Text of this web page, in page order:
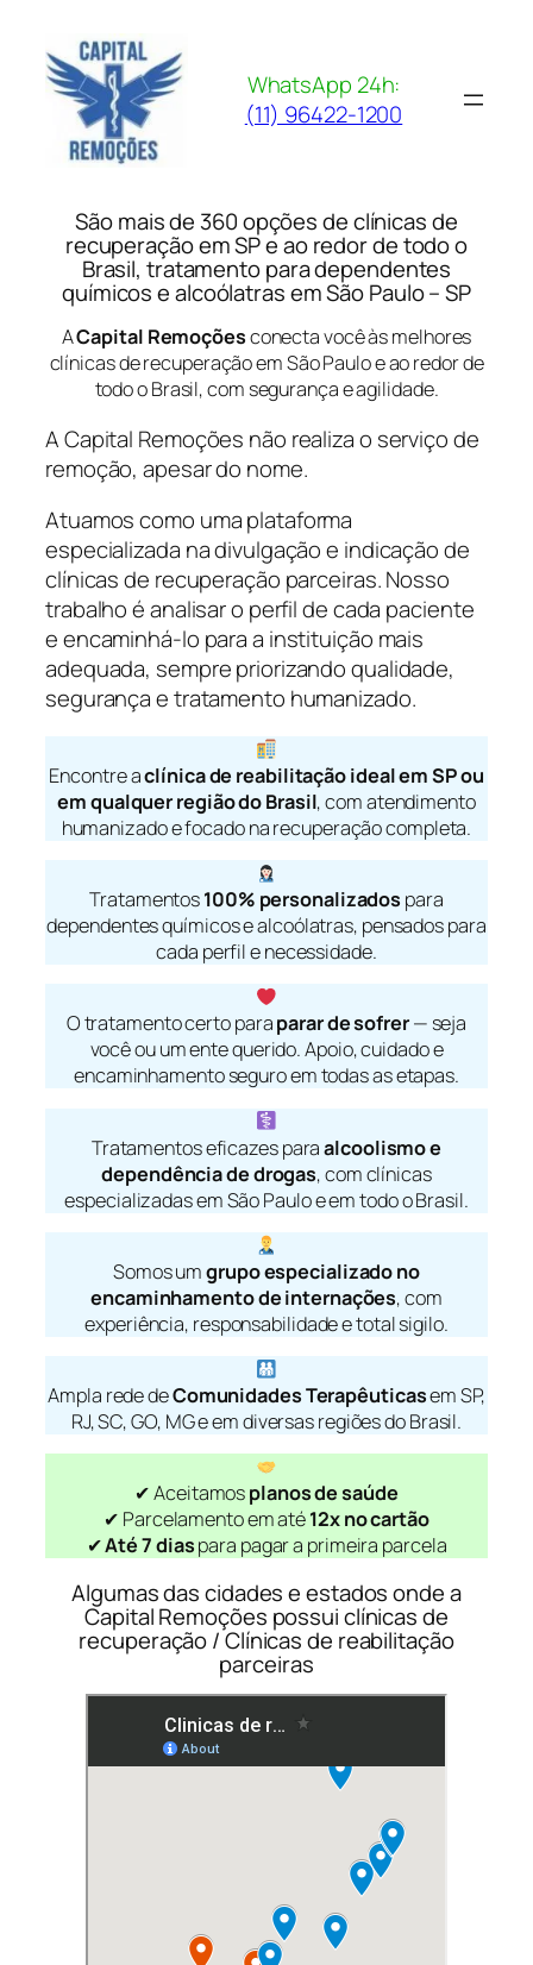
para
conteúdo
WhatsApp 24h:
(11) 96422-1200
São mais de 360 opções de clínicas de
recuperação em SP e ao redor de todo o
Brasil, tratamento para dependentes
químicos e alcoólatras em São Paulo – SP
ACapital Remoçõesconecta você às melhores
clínicas de recuperação em São Paulo e ao redor de
todo o Brasil, com segurança e agilidade.
A Capital Remoções não realiza o serviço de
remoção, apesar do nome.
Atuamos como uma plataforma
especializada na divulgação e indicação de
clínicas de recuperação parceiras. Nosso
trabalho é analisar o perfil de cada paciente
e encaminhá-lo para a instituição mais
adequada, sempre priorizando qualidade,
segurança e tratamento humanizado.
Encontre aclínica de reabilitação ideal em SP ou
em qualquer região do Brasil, com atendimento
humanizado e focado na recuperação completa.
Tratamentos100% personalizados para
dependentes químicos e alcoólatras, pensados para
cada perfil e necessidade.
O tratamento certo paraparar de sofrer— seja
você ou um ente querido. Apoio, cuidado e
encaminhamento seguro em todas as etapas.
Tratamentos eficazes paraalcoolismo e
dependência de drogas, com clínicas
especializadas em São Paulo e em todo o Brasil.
Somos umgrupo especializado no
encaminhamento de internações, com
experiência, responsabilidade e total sigilo.
Ampla rede deComunidades Terapêuticasem SP,
RJ, SC, GO, MG e em diversas regiões do Brasil.
✔ Aceitamosplanos de saúde
✔ Parcelamento em até12x no cartão
✔Até 7 diaspara pagar a primeira parcela
Algumas das cidades e estados onde a
Capital Remoções possui clínicas de
recuperação / Clínicas de reabilitação
parceiras